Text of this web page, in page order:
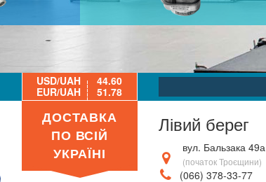
USD/UAH
EUR/UAH
44.60
51.78
ДОСТАВКА
ПО ВСІЙ
УКРАЇНІ
Лівий берег
вул. Бальзака 49а
(початок Троєщини)
(066) 378-33-77